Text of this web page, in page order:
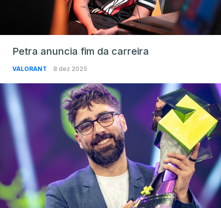
Petra anuncia fim da carreira
VALORANT 8 dez 2025